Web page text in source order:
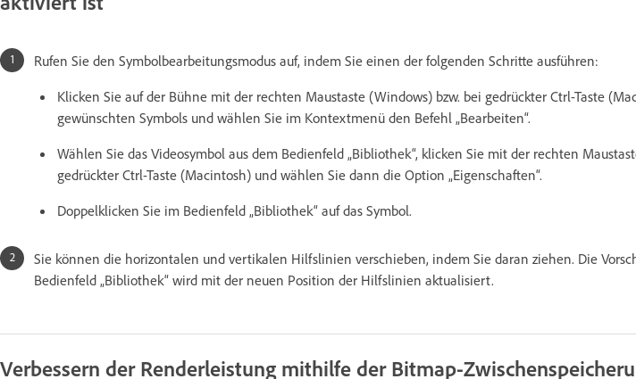
Rufen Sie den Symbolbearbeitungsmodus auf, indem Sie einen der folgenden Schritte ausführen:
Klicken Sie auf der Bühne mit der rechten Maustaste (Windows) bzw. bei gedrückter Ctrl-Taste
gewünschten Symbols und wählen Sie im Kontextmenü den Befehl „Bearbeiten“.
Wählen Sie das Videosymbol aus dem Bedienfeld „Bibliothek“, klicken Sie mit der rechten
gedrückter Ctrl-Taste (Macintosh) und wählen Sie dann die Option „Eigenschaften“.
Doppelklicken Sie im Bedienfeld „Bibliothek“ auf das Symbol.
Sie können die horizontalen und vertikalen Hilfslinien verschieben, indem Sie daran ziehen. Die
Bedienfeld „Bibliothek“ wird mit der neuen Position der Hilfslinien aktualisiert.
Verbessern der Renderleistung mithilfe der Bitmap-